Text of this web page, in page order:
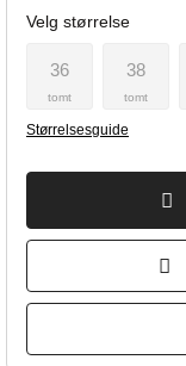
Velg størrelse
36
tomt
38
tomt
Størrelsesguide